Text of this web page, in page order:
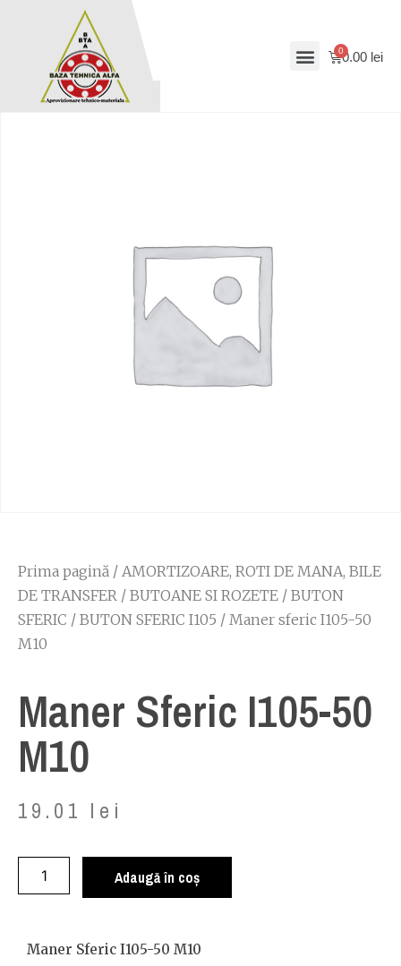
0.00 lei
Prima pagină / AMORTIZOARE, ROTI DE MANA, BILE
DE TRANSFER / BUTOANE SI ROZETE / BUTON
SFERIC / BUTON SFERIC I105 / Maner sferic I105-50
M10
Maner Sferic I105-50
M10
19.01 lei
Adaugă în coș
Maner Sferic I105-50 M10